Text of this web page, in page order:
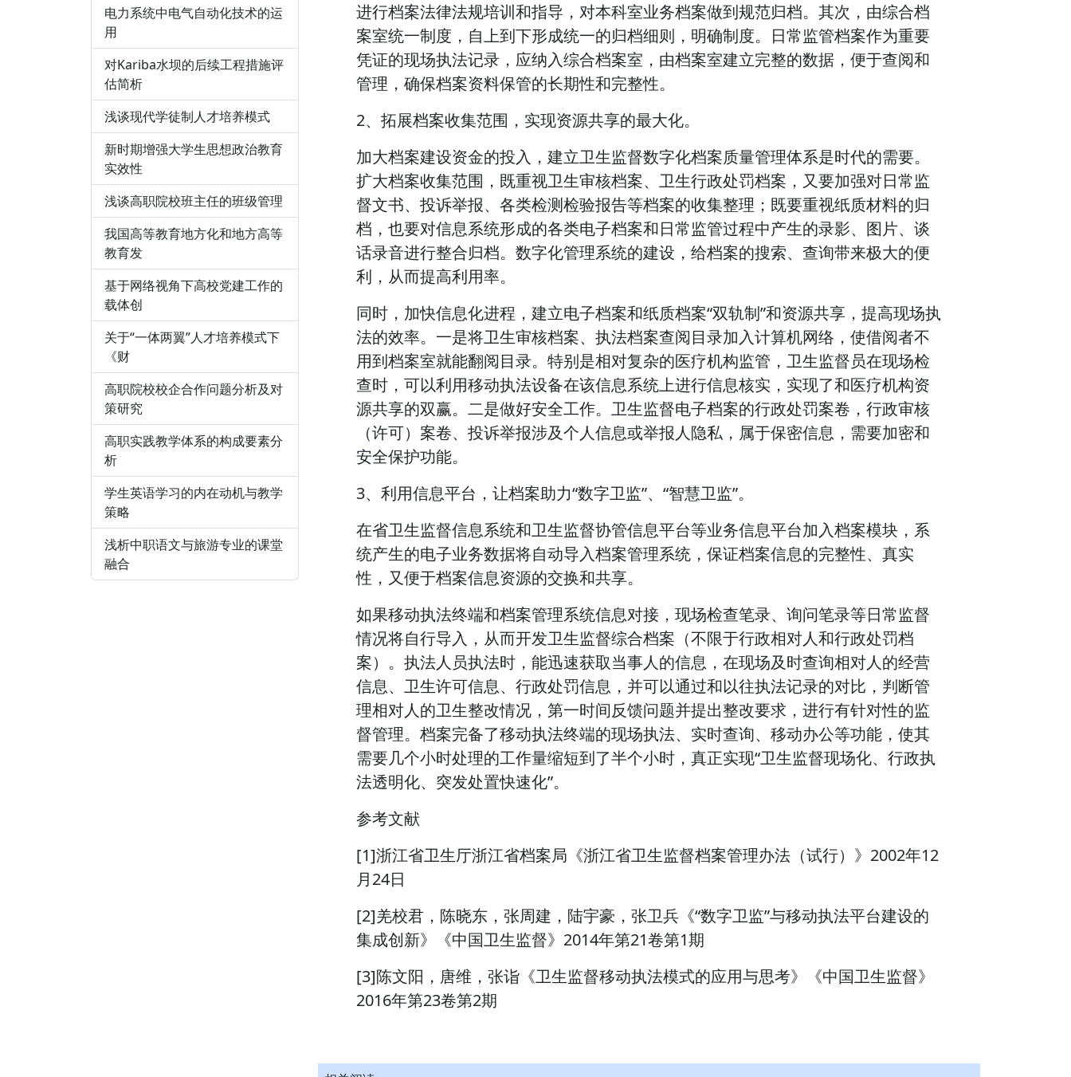
电力系统中电气自动化技术的运
用
对Kariba水坝的后续工程措施评
估简析
浅谈现代学徒制人才培养模式
新时期增强大学生思想政治教育
实效性
浅谈高职院校班主任的班级管理
我国高等教育地方化和地方高等
教育发
基于网络视角下高校党建工作的
载体创
关于“一体两翼”人才培养模式下
《财
高职院校校企合作问题分析及对
策研究
高职实践教学体系的构成要素分
析
学生英语学习的内在动机与教学
策略
浅析中职语文与旅游专业的课堂
融合
进行档案法律法规培训和指导，对本科室业务档案做到规范归档。其次，由综合档
案室统一制度，自上到下形成统一的归档细则，明确制度。日常监管档案作为重要
凭证的现场执法记录，应纳入综合档案室，由档案室建立完整的数据，便于查阅和
管理，确保档案资料保管的长期性和完整性。
2、拓展档案收集范围，实现资源共享的最大化。
加大档案建设资金的投入，建立卫生监督数字化档案质量管理体系是时代的需要。
扩大档案收集范围，既重视卫生审核档案、卫生行政处罚档案，又要加强对日常监
督文书、投诉举报、各类检测检验报告等档案的收集整理；既要重视纸质材料的归
档，也要对信息系统形成的各类电子档案和日常监管过程中产生的录影、图片、谈
话录音进行整合归档。数字化管理系统的建设，给档案的搜索、查询带来极大的便
利，从而提高利用率。
同时，加快信息化进程，建立电子档案和纸质档案“双轨制”和资源共享，提高现场执
法的效率。一是将卫生审核档案、执法档案查阅目录加入计算机网络，使借阅者不
用到档案室就能翻阅目录。特别是相对复杂的医疗机构监管，卫生监督员在现场检
查时，可以利用移动执法设备在该信息系统上进行信息核实，实现了和医疗机构资
源共享的双赢。二是做好安全工作。卫生监督电子档案的行政处罚案卷，行政审核
（许可）案卷、投诉举报涉及个人信息或举报人隐私，属于保密信息，需要加密和
安全保护功能。
3、利用信息平台，让档案助力“数字卫监”、“智慧卫监”。
在省卫生监督信息系统和卫生监督协管信息平台等业务信息平台加入档案模块，系
统产生的电子业务数据将自动导入档案管理系统，保证档案信息的完整性、真实
性，又便于档案信息资源的交换和共享。
如果移动执法终端和档案管理系统信息对接，现场检查笔录、询问笔录等日常监督
情况将自行导入，从而开发卫生监督综合档案（不限于行政相对人和行政处罚档
案）。执法人员执法时，能迅速获取当事人的信息，在现场及时查询相对人的经营
信息、卫生许可信息、行政处罚信息，并可以通过和以往执法记录的对比，判断管
理相对人的卫生整改情况，第一时间反馈问题并提出整改要求，进行有针对性的监
督管理。档案完备了移动执法终端的现场执法、实时查询、移动办公等功能，使其
需要几个小时处理的工作量缩短到了半个小时，真正实现“卫生监督现场化、行政执
法透明化、突发处置快速化”。
参考文献
[1]浙江省卫生厅浙江省档案局《浙江省卫生监督档案管理办法（试行）》2002年12
月24日
[2]羌校君，陈晓东，张周建，陆宇豪，张卫兵《“数字卫监”与移动执法平台建设的
集成创新》《中国卫生监督》2014年第21卷第1期
[3]陈文阳，唐维，张诣《卫生监督移动执法模式的应用与思考》《中国卫生监督》
2016年第23卷第2期